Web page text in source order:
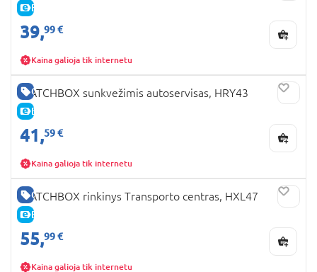
E-KAINA
39,99 €
Kaina galioja tik internetu
GERA KAINA
E-KAINA
MATCHBOX sunkvežimis autoservisas, HRY43
41,59 €
Kaina galioja tik internetu
GERA KAINA
E-KAINA
MATCHBOX rinkinys Transporto centras, HXL47
55,99 €
Kaina galioja tik internetu